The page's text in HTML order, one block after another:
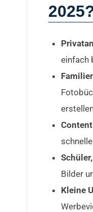
einfach
Bilder
Kleine